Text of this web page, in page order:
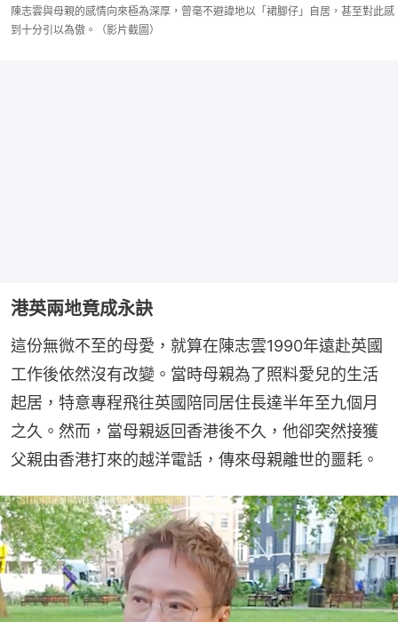
陳志雲與母親的感情向來極為深厚，曾毫不避諱地以「裙腳仔」自居，甚至對此感
到十分引以為傲。（影片截圖）
港英兩地竟成永訣
這份無微不至的母愛，就算在陳志雲1990年遠赴英國
工作後依然沒有改變。當時母親為了照料愛兒的生活
起居，特意專程飛往英國陪同居住長達半年至九個月
之久。然而，當母親返回香港後不久，他卻突然接獲
父親由香港打來的越洋電話，傳來母親離世的噩耗。